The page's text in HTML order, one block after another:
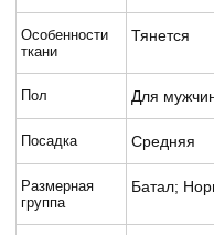
Особенности
ткани
Тянется
Пол Для
Посадка Средняя
Размерная
группа
Батал;